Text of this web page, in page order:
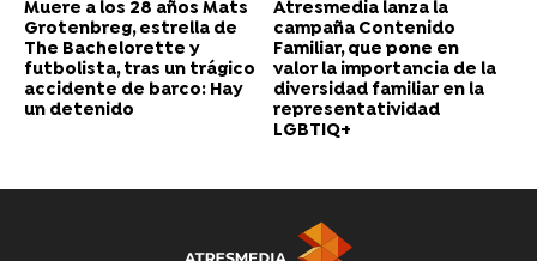
Muere a los 28 años Mats
Grotenbreg, estrella de
The Bachelorette y
futbolista, tras un trágico
accidente de barco: Hay
un detenido
Atresmedia lanza la
campaña Contenido
Familiar, que pone en
valor la importancia de la
diversidad familiar en la
representatividad
LGBTIQ+